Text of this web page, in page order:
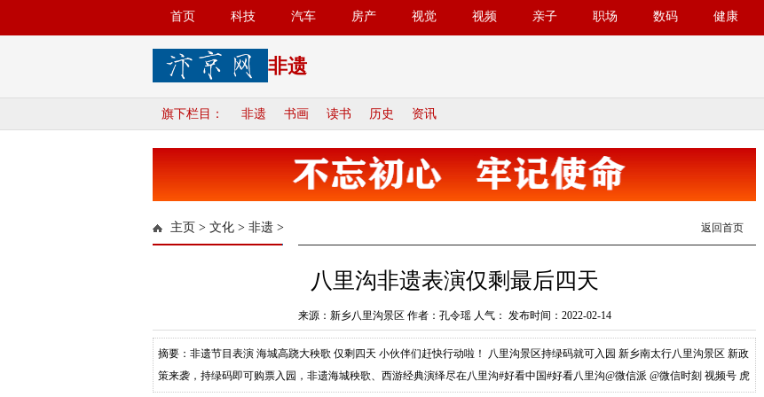
首页 科技 汽车 房产 视觉 视频 亲子 职场 数码 健康
非遗
旗下栏目： 非遗 书画 读书 历史 资讯
主页 > 文化 > 非遗 > 返回首页
八里沟非遗表演仅剩最后四天
来源：新乡八里沟景区 作者：孔令瑶 人气： 发布时间：2022-02-14
摘要：非遗节目表演 海城高跷大秧歌 仅剩四天 小伙伴们赶快行动啦！ 八里沟景区持绿码就可入园 新乡南太行八里沟景区 新政
策来袭，持绿码即可购票入园，非遗海城秧歌、西游经典演绎尽在八里沟#好看中国#好看八里沟@微信派 @微信时刻 视频号 虎